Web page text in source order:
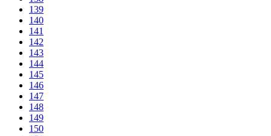
139
140
141
142
143
144
145
146
147
148
149
150